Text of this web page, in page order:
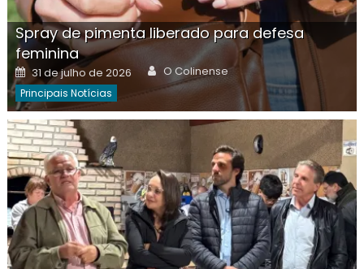
Spray de pimenta liberado para defesa
feminina
Posted
on
31 de julho de 2026 Author
O Colinense
Principais Notícias